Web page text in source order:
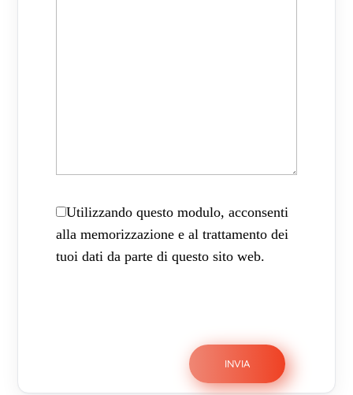
Utilizzando questo modulo, acconsenti
alla memorizzazione e al trattamento dei
tuoi dati da parte di questo sito web.